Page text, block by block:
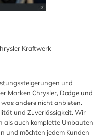
Kraftwerk
und
Marken Chrysler, Dodge und
was andere nicht anbieten.
und Zuverlässigkeit. Wir
als auch komplette Umbauten
und möchten jedem Kunden